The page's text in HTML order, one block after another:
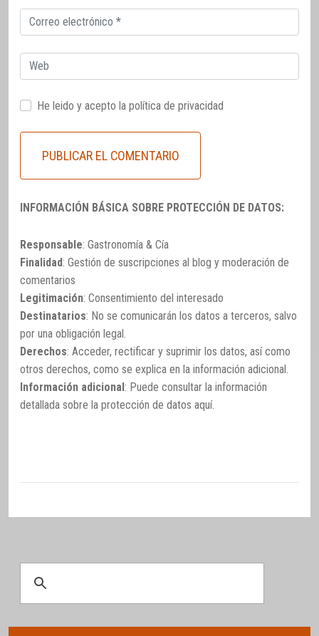
Correo
electrónico
Web
He leido y acepto la política de privacidad
INFORMACIÓN BÁSICA SOBRE PROTECCIÓN DE DATOS:
Responsable: Gastronomía & Cía
Finalidad: Gestión de suscripciones al blog y moderación de
comentarios
Legitimación: Consentimiento del interesado
Destinatarios: No se comunicarán los datos a terceros, salvo
por una obligación legal.
Derechos: Acceder, rectificar y suprimir los datos, así como
otros derechos, como se explica en la información adicional.
Información adicional : Puede consultar la información
detallada sobre la protección de datos aquí.